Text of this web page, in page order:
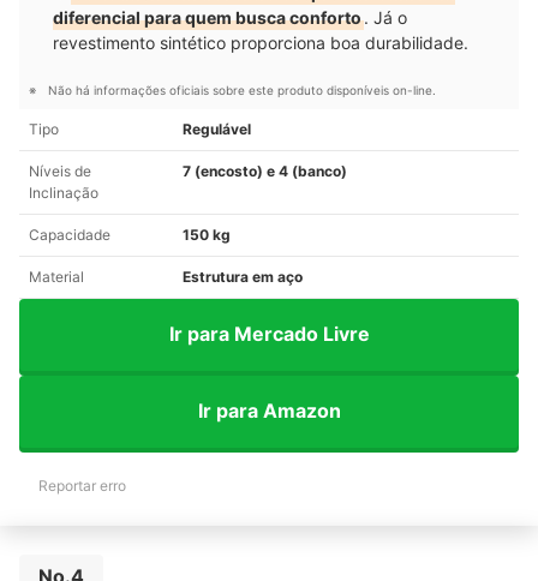
diferencial para quem busca conforto. Já o
revestimento sintético proporciona boa durabilidade.
Não há informações oficiais sobre este produto disponíveis on-line.
Tipo Regulável
Níveis de
Inclinação
7 (encosto) e 4 (banco)
Capacidade 150 kg
Material Estrutura em aço
Ir para Mercado Livre
Ir para Amazon
Reportar erro
No.4